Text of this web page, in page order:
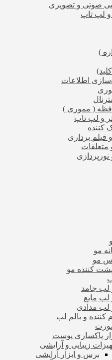
صوتی و تصویری
و لپ تاپ
)
اطلاعات
( مموری )
و لپ تاپ
کننده
فیلم برداری
متعلقات
نورپردازی
مو
مو
کننده مو
لب جامد
لب مایع
لب مدادی
کننده و بالم لب
پاکسازی پوست
زیبایی و آرایشی
برس و ابزار آرایشی